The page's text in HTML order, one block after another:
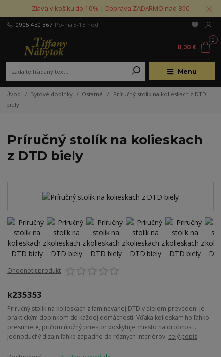
Zľava v košíku do 10% | Doprava ZADARMO nad 80€
Menu
0905 430 367 Po-Pia 8-18 hod.
0
0,00 €
Úvod Bytové doplnky Ostatné
Príručný stolík na kolieskach z DTD
biely
Príručný stolík na kolieskach
z DTD biely
Ohodnotiť produkt
k235353
Príručný stolík na kolieskach z laminovanej DTD v bielom prevedení je
praktickým doplnkom do každej domácnosti. Vďaka kolieskam ho ľahko
presuniete, pričom úložný priestor poskytuje miesto na drobnosti.
Jednoduchý dizajn ľahko zapadne do rôznych interiérov. celý popis